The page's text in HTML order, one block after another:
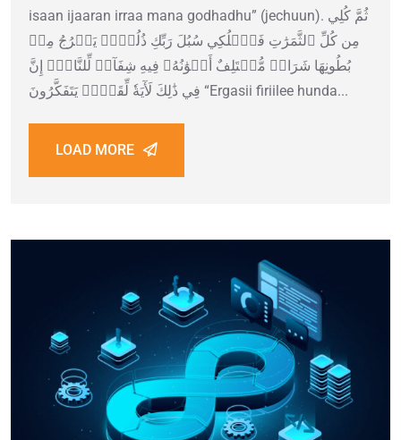
isaan ijaaran irraa mana godhadhu” (jechuun). ثُمَّ كُلِي
مِن كُلِّ ٱلثَّمَرَٰتِ فَٱسۡلُكِي سُبُلَ رَبِّكِ ذُلُلٗاۚ يَخۡرُجُ مِنۢ
بُطُونِهَا شَرَابٞ مُّخۡتَلِفٌ أَلۡوَٰنُهُۥ فِيهِ شِفَآءٞ لِّلنَّاسِۚ إِنَّ
فِي ذَٰلِكَ لَأٓيَةٗ لِّقَوۡمٖ يَتَفَكَّرُونَ “Ergasii firiilee hunda...
LOAD MORE